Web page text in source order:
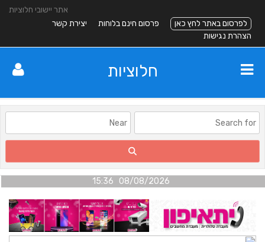
אתר יישובי חלוציות
לפרסום באתר לחץ כאן
פרסום חינם בלוחות
יצירת קשר
הצהרת נגישות
חלוציות
08/08/2026 15:36